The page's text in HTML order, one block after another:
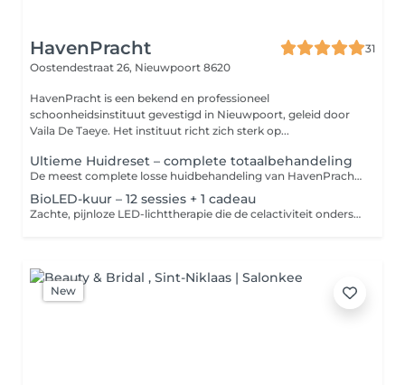
HavenPracht
31
Oostendestraat 26, Nieuwpoort 8620
HavenPracht is een bekend en professioneel
schoonheidsinstituut gevestigd in Nieuwpoort, geleid door
Vaila De Taeye. Het instituut richt zich sterk op...
Ultieme Huidreset – complete totaalbehandeling
De meest complete losse huidbehandeling van HavenPracht, volledig samengesteld volgens wat jouw huid op dat moment nodig heeft. We combineren verschillende zorgvuldig gekozen technieken en actieve verzorgingsproducten om de huid intensief te reinigen, verfijnen, verzorgen en ondersteunen. Ideaal wanneer je jouw huid in één uitgebreide afspraak een complete reset wilt geven. De exacte opbouw wordt bepaald na beoordeling van je huid. Dit is één totaalbehandeling en geen kuur. Voor langdurige huidverbetering kan aansluitend een persoonlijk traject worden geadviseerd.
BioLED-kuur – 12 sessies + 1 cadeau
Zachte, pijnloze LED-lichttherapie die de celactiviteit ondersteunt, roodheid helpt verminderen en het natuurlijke herstelproces van de huid stimuleert. De behandeling bevordert de huidbalans en ondersteunt de processen die bijdragen aan stevigheid en een gezonde huidkwaliteit. Zo verloopt een BioLED-sessie: We starten met een dubbele reiniging om de huid fris en zuiver te maken. Daarna brengen we een aangepast peptidenmasker aan, afgestemd op de noden van jouw huid. Voor we de BioLED plaatsen, beschermen we je ogen zodat je comfortabel kan ontspannen. Vervolgens installeren we de BioLED en mag je ongeveer 30 minuten genieten terwijl het licht de huidcellen ondersteunt en activeert. Na de sessie werken we af met een passende verzorgende crème. De behandeling is volledig pijnloos en ontspannend. Zichtbare verbetering zie je meestal na 3 à 4 sessies, met een progressief effect tot 12 sessies. Alleen boekbaar als kuur: 1x per week gedurende 13 weken. Bij het boeken kies je een datum voor je eerste BioLED-sessie. Na deze behandeling plannen we samen in het salon onmiddellijk de overige sessies van de kuur in. Kies BioLED wanneer je huid nood heeft aan rust, herstel en ondersteuning. Ideaal bij roodheid, een gevoelige of vermoeide huid, of als herstellende kuur na intensieve behandelingen. BioLED werkt zacht en pijnloos en ondersteunt de natuurlijke processen van de huid. Een intensief lichttherapietraject van twaalf betaalde sessies, met een dertiende sessie cadeau. BioLED gebruikt zorgvuldig gekozen lichtinstellingen om het natuurlijke herstelproces van de huid te ondersteunen. De kuur kan worden ingezet bij onder andere roodheid, onzuiverheden, een gevoelige of vermoeide huid en tekenen van huidveroudering. De lichtkleur, intensiteit en frequentie worden afgestemd op jouw huidconditie en huiddoel. LED-lichttherapie is comfortabel en veroorzaakt geen exfoliatie of beschadiging van het huidoppervlak. Regelmaat is belangrijk voor een goede opbouw.
New